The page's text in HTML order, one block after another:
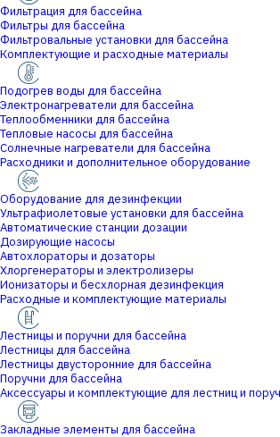
Фильтрация для бассейна
Фильтры для бассейна
Фильтровальные установки для бассейна
Комплектующие и расходные материалы
Подогрев воды для бассейна
Электронагреватели для бассейна
Теплообменники для бассейна
Тепловые насосы для бассейна
Солнечные нагреватели для бассейна
Расходники и дополнительное оборудование
Оборудование для дезинфекции
Ультрафиолетовые установки для бассейна
Автоматические станции дозации
Дозирующие насосы
Автохлораторы и дозаторы
Хлоргенераторы и электролизеры
Ионизаторы и бесхлорная дезинфекция
Расходные и комплектующие материалы
Лестницы и поручни для бассейна
Лестницы для бассейна
Лестницы двусторонние для бассейна
Поручни для бассейна
Аксессуары и комплектующие для лестниц и
Закладные элементы для бассейна